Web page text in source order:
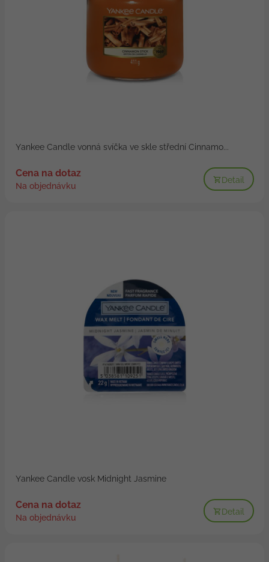
Yankee Candle vonná svíčka ve skle střední Cinnamo...
Cena na dotaz
Na objednávku
Detail
Yankee Candle vosk Midnight Jasmine
Cena na dotaz
Na objednávku
Detail